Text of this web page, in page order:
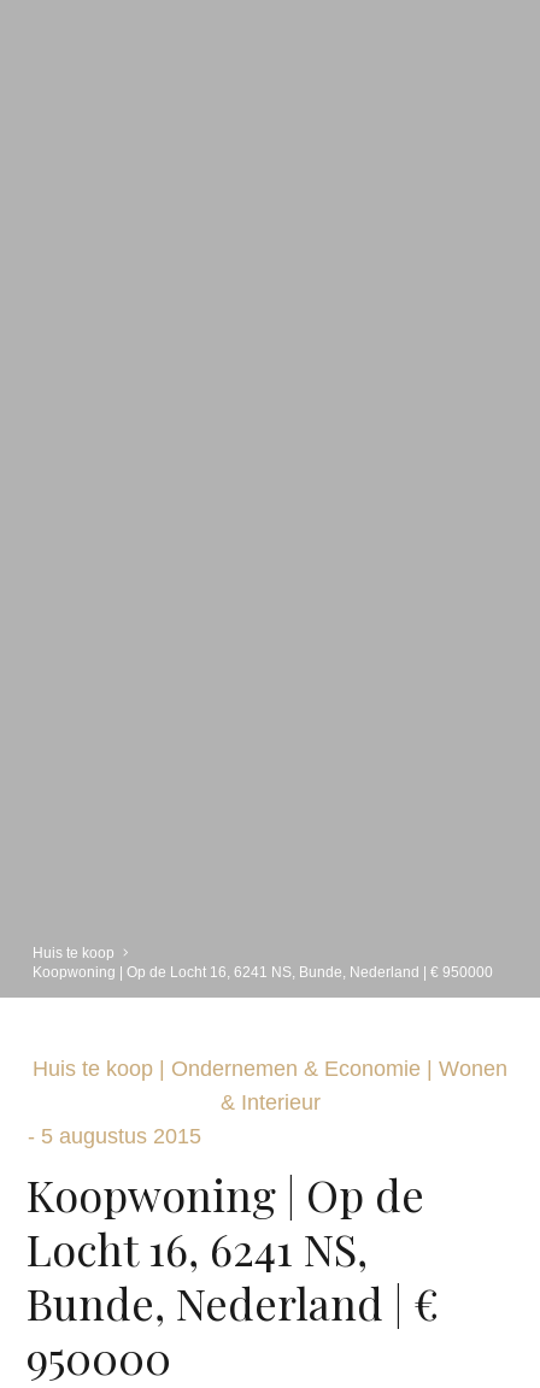
Huis te koop
Koopwoning | Op de Locht 16, 6241 NS, Bunde, Nederland | € 950000
Huis te koop | Ondernemen & Economie | Wonen
& Interieur
- 5 augustus 2015
Koopwoning | Op de
Locht 16, 6241 NS,
Bunde, Nederland | €
950000